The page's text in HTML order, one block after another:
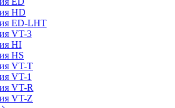
HD
ED-LHT
VT-3
HI
HS
VT-T
VT-1
VT-R
VT-Z